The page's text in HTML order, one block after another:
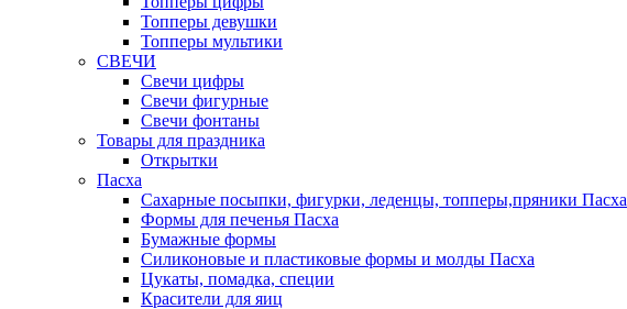
Топперы девушки
Топперы мультики
СВЕЧИ
Свечи цифры
Свечи фигурные
Свечи фонтаны
Товары для праздника
Открытки
Пасха
Сахарные посыпки, фигурки, леденцы, топперы,пряники Пасха
Формы для печенья Пасха
Бумажные формы
Силиконовые и пластиковые формы и молды Пасха
Цукаты, помадка, специи
Красители для яиц